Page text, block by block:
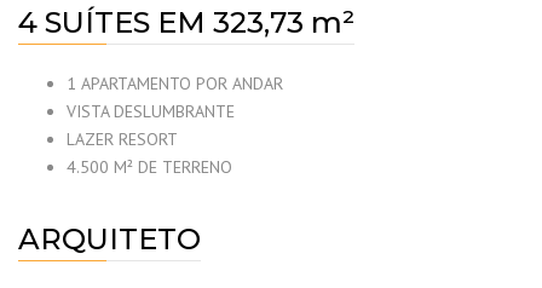
4 SUÍTES EM 323,73 m²
1 APARTAMENTO POR ANDAR
VISTA DESLUMBRANTE
LAZER RESORT
4.500 M² DE TERRENO
ARQUITETO